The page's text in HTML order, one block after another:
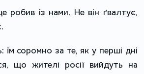
робив із нами. Не він ґвалтує,
їм соромно за те, як у перші дні
що жителі росії вийдуть на